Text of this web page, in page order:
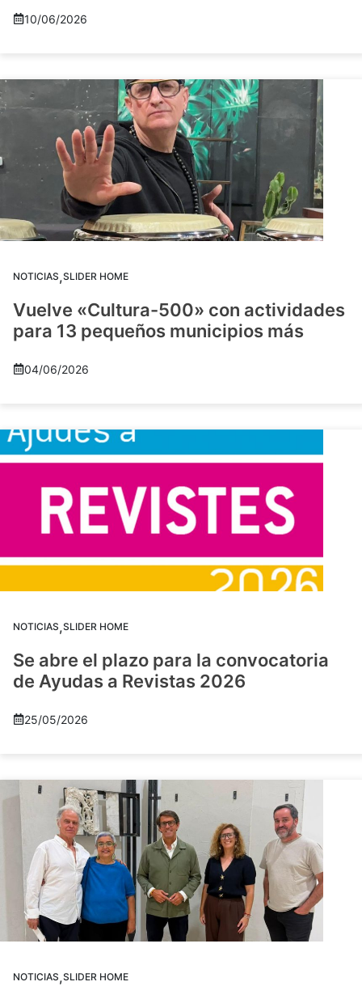
10/06/2026
NOTICIAS,SLIDER HOME
Vuelve «Cultura-500» con actividades
para 13 pequeños municipios más
04/06/2026
NOTICIAS,SLIDER HOME
Se abre el plazo para la convocatoria
de Ayudas a Revistas 2026
25/05/2026
NOTICIAS,SLIDER HOME